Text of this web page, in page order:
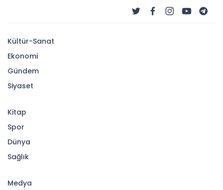
Kültür-Sanat
Ekonomi
Gündem
Siyaset
Kitap
Spor
Dünya
Sağlık
Medya